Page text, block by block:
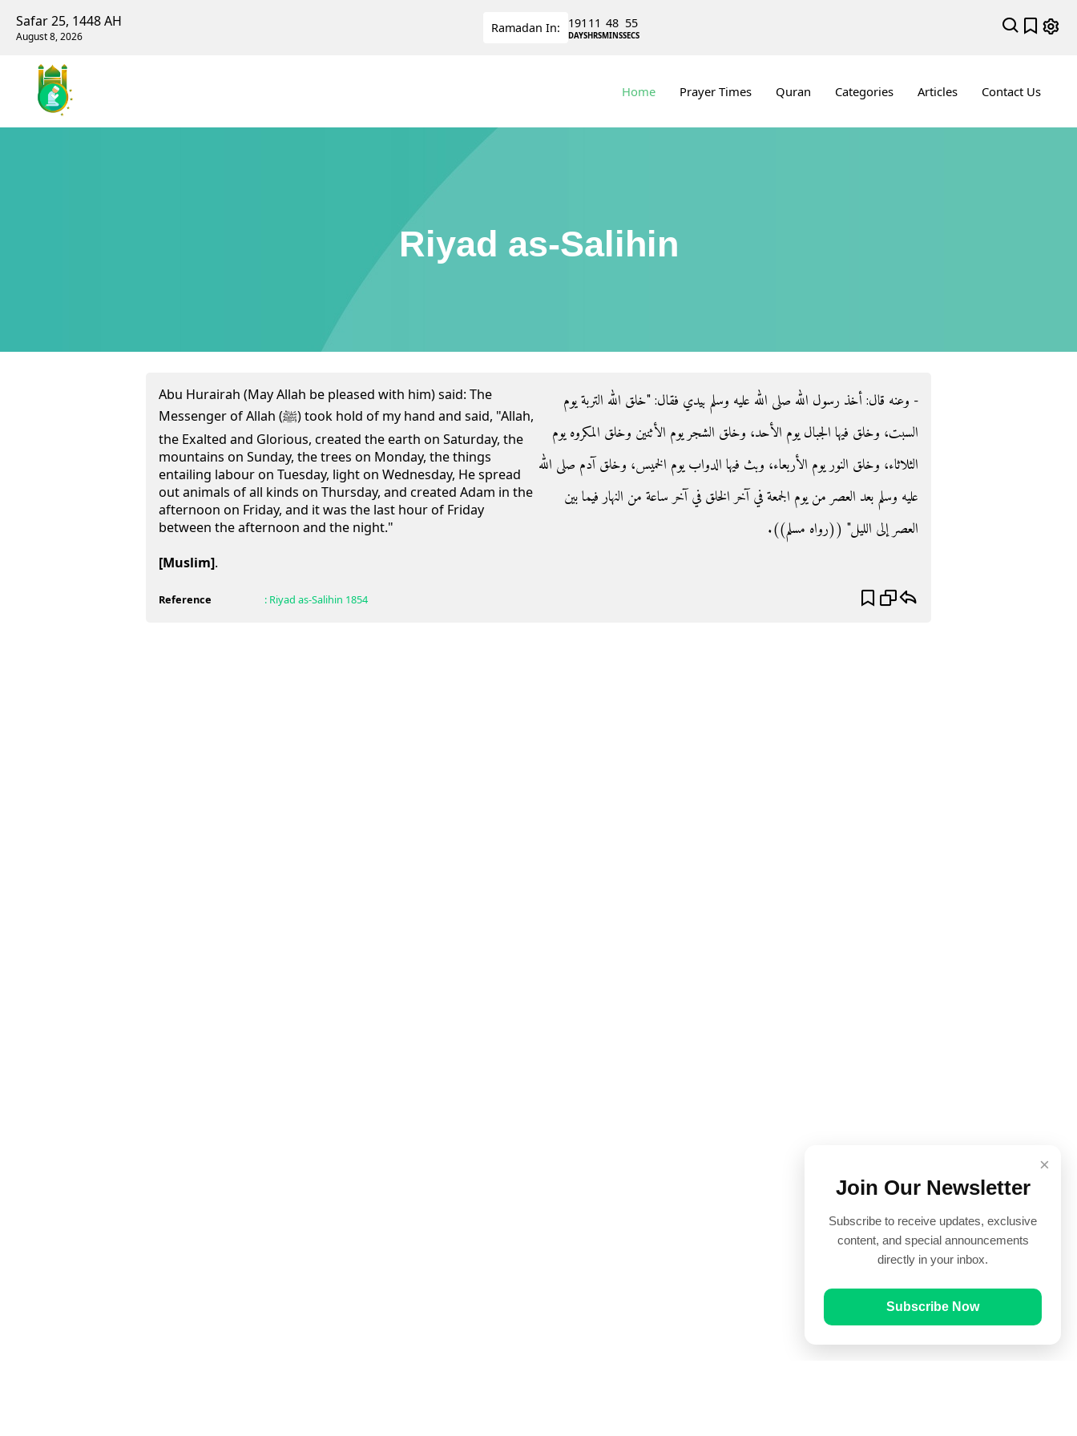
Safar 25, 1448 AH
August 8, 2026
Ramadan In: 191
DAYS
11
HRS
48
MINS
55
SECS
Home Prayer Times Quran Categories Articles Contact Us
Riyad as-Salihin
Abu Hurairah (May Allah be pleased with him) said: The
Messenger of Allah (ﷺ) took hold of my hand and said, "Allah,
the Exalted and Glorious, created the earth on Saturday, the
mountains on Sunday, the trees on Monday, the things
entailing labour on Tuesday, light on Wednesday, He spread
out animals of all kinds on Thursday, and created Adam in the
afternoon on Friday, and it was the last hour of Friday
between the afternoon and the night."
[Muslim].
- وعنه قال‏:‏ أخذ رسول الله صلى الله عليه وسلم بيدي فقال‏:‏ ‏"‏خلق الله التربة يوم
السبت، وخلق فيها الجبال يوم الأحد، وخلق الشجر يوم الأثنين وخلق المكروه يوم
الثلاثاء، وخلق النور يوم الأربعاء، وبث فيها الدواب يوم الخميس، وخلق آدم صلى الله
عليه وسلم بعد العصر من يوم الجمعة في آخر الخلق في آخر ساعة من النهار فيما بين
العصر إلى الليل‏"‏ ‏(‏‏(‏رواه مسلم‏)‏‏)‏‏.‏
Reference : Riyad as-Salihin 1854
×
Join Our Newsletter
Subscribe to receive updates, exclusive
content, and special announcements
directly in your inbox.
Subscribe Now